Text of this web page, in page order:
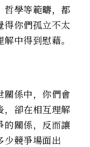
哲學等範疇，都
得你們孤立不太
中得到慰藉。
關係中，你們會
，卻在相互理解
的關係，反而讓
少競爭場面出